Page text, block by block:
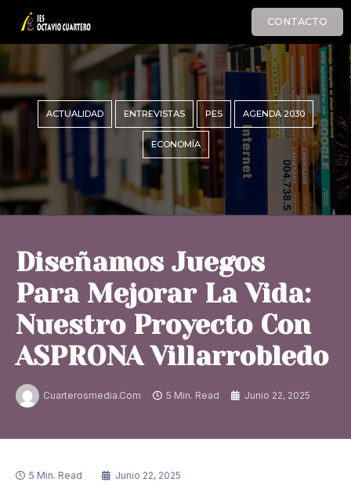
CONTACTO
ACTUALIDAD ENTREVISTAS PES AGENDA 2030
ECONOMÍA
Diseñamos Juegos
Para Mejorar La Vida:
Nuestro Proyecto Con
ASPRONA Villarrobledo
Cuarterosmedia.com 5 Min. Read Junio 22, 2025
5 Min. Read Junio 22, 2025